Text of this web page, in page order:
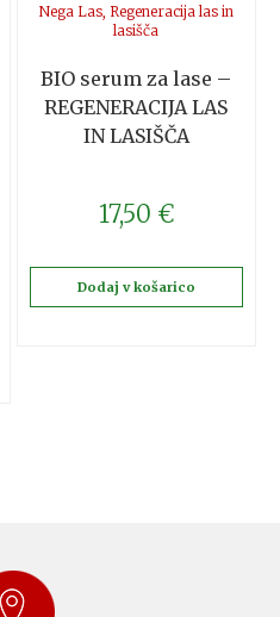
Nega Las Regeneracija las in
lasišča
BIO serum za lase –
REGENERACIJA LAS
IN LASIŠČA
17,50 €
Dodaj v košarico